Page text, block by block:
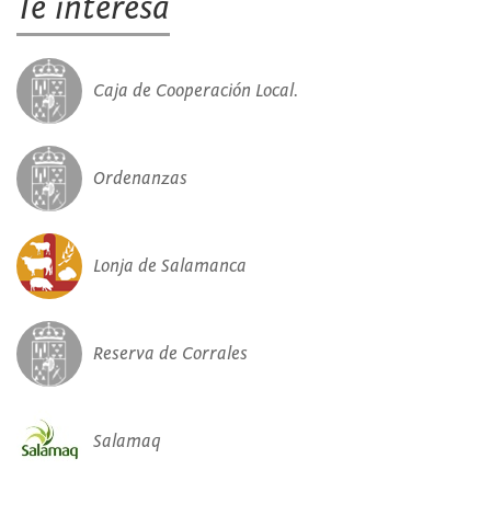
Te interesa
Caja de Cooperación Local.
Ordenanzas
Lonja de Salamanca
Reserva de Corrales
Salamaq